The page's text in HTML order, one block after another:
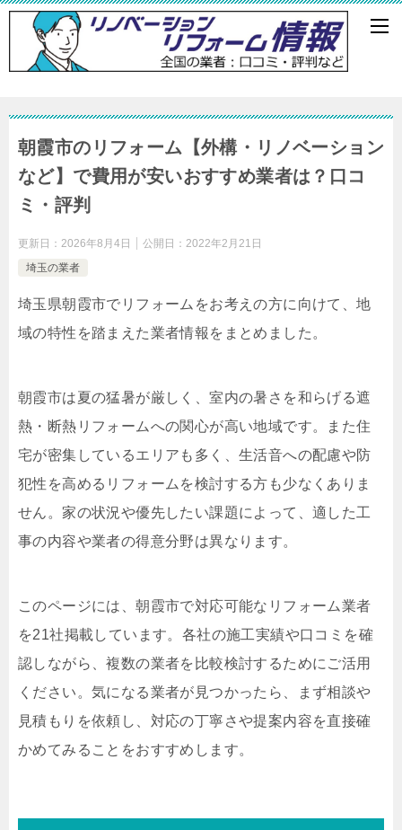
朝霞市のリフォーム【外構・リノベーション
など】で費用が安いおすすめ業者は？口コ
ミ・評判
更新日： 2026年8月4日 公開日： 2022年2月21日
埼玉の業者
埼玉県朝霞市でリフォームをお考えの方に向けて、地
域の特性を踏まえた業者情報をまとめました。
朝霞市は夏の猛暑が厳しく、室内の暑さを和らげる遮
熱・断熱リフォームへの関心が高い地域です。また住
宅が密集しているエリアも多く、生活音への配慮や防
犯性を高めるリフォームを検討する方も少なくありま
せん。家の状況や優先したい課題によって、適した工
事の内容や業者の得意分野は異なります。
このページには、朝霞市で対応可能なリフォーム業者
を21社掲載しています。各社の施工実績や口コミを確
認しながら、複数の業者を比較検討するためにご活用
ください。気になる業者が見つかったら、まず相談や
見積もりを依頼し、対応の丁寧さや提案内容を直接確
かめてみることをおすすめします。